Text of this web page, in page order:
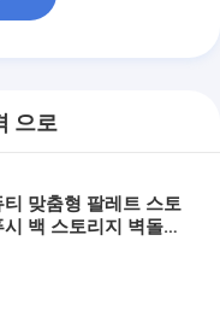
으로
티 맞춤형 팔레트 스토
백 스토리지 벽돌쌓